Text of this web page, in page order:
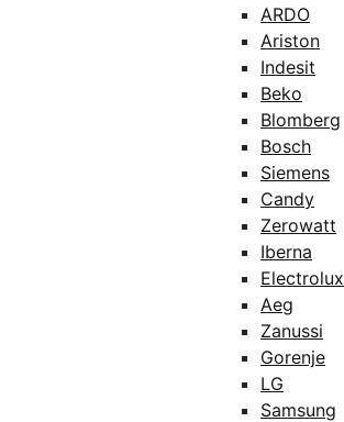
ARDO
Ariston
Indesit
Beko
Blomberg
Bosch
Siemens
Candy
Zerowatt
Iberna
Electrolux
Aeg
Zanussi
Gorenje
LG
Samsung